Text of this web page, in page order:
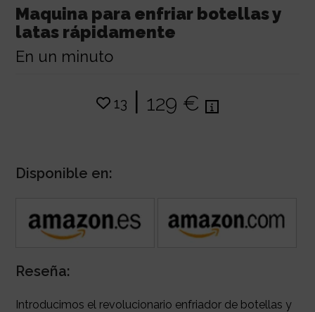
Maquina para enfriar botellas y
latas rápidamente
En un minuto
13 | 129 €
Disponible en:
Reseña:
Introducimos el revolucionario enfriador de botellas y